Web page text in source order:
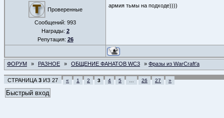
Проверенные
Сообщений: 993
Награды: 2
Репутация: 26
армия тьмы на подходе))))
ФОРУМ » РАЗНОЕ » ОБЩЕНИЕ ФАНАТОВ WC3 » Фразы из WarCraft'a
СТРАНИЦА 3 ИЗ 27 « 1 2 3 4 5 26 27 »